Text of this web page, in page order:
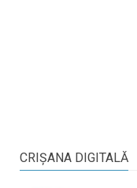
CRIŞANA DIGITALĂ